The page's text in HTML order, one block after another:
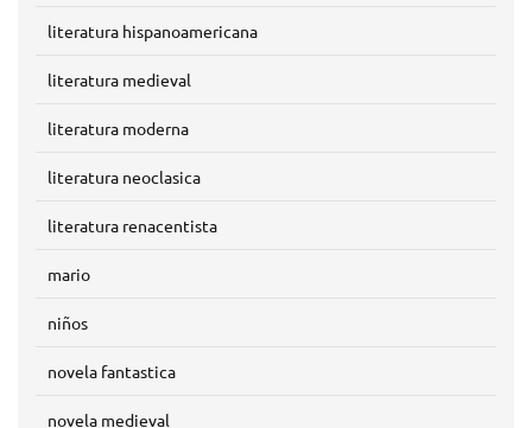
literatura hispanoamericana
literatura medieval
literatura moderna
literatura neoclasica
literatura renacentista
mario
niños
novela fantastica
novela medieval